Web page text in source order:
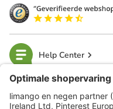
Help Center
limango